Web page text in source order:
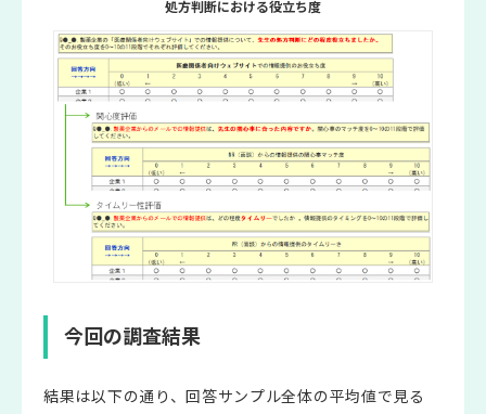
処方判断における役立ち度
今回の調査結果
結果は以下の通り、回答サンプル全体の平均値で見る